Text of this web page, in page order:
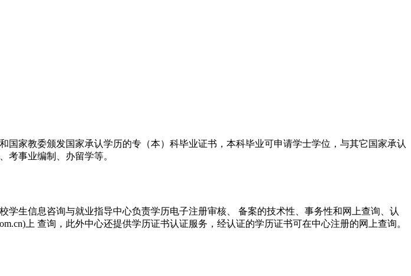
家教委颁发国家承认学历的专（本）科毕业证书，本科毕业可申请学士学位，与其它国家承认
考事业编制、办留学等。
生信息咨询与就业指导中心负责学历电子注册审核、 备案的技术性、事务性和网上查询、认
上 查询，此外中心还提供学历证书认证服务，经认证的学历证书可在中心注册的网上查询。